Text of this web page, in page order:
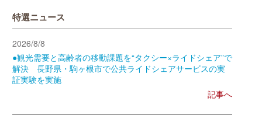
特選ニュース
2026/8/8
●観光需要と高齢者の移動課題を“タクシー×ライドシェア”で
解決 長野県・駒ヶ根市で公共ライドシェアサービスの実
証実験を実施
記事へ